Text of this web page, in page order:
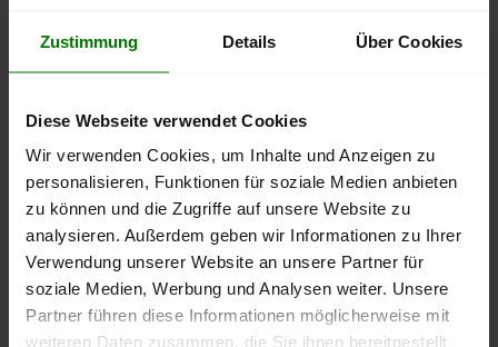
Zustimmung Details Über Cookies
Diese Webseite verwendet Cookies
Wir verwenden Cookies, um Inhalte und Anzeigen zu
personalisieren, Funktionen für soziale Medien anbieten
zu können und die Zugriffe auf unsere Website zu
analysieren. Außerdem geben wir Informationen zu Ihrer
Verwendung unserer Website an unsere Partner für
soziale Medien, Werbung und Analysen weiter. Unsere
Partner führen diese Informationen möglicherweise mit
weiteren Daten zusammen, die Sie ihnen bereitgestellt
lose Ware
2025
2026
2026
250 €
Die aktuelle Preisentwicklung für Holzpellets in Deutschland
können Sie jederzeit auf unsererPelletspreise-Seite
nachvollziehen.